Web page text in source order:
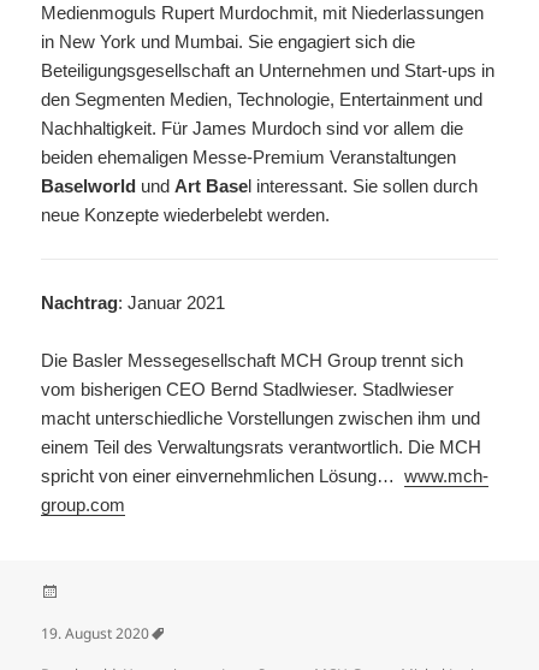
Medienmoguls Rupert Murdochmit, mit Niederlassungen
in New York und Mumbai. Sie engagiert sich die
Beteiligungsgesellschaft an Unternehmen und Start-ups in
den Segmenten Medien, Technologie, Entertainment und
Nachhaltigkeit. Für James Murdoch sind vor allem die
beiden ehemaligen Messe-Premium Veranstaltungen
Baselworld undArt Basel interessant. Sie sollen durch
neue Konzepte wiederbelebt werden.
Nachtrag: Januar 2021
Die Basler Messegesellschaft MCH Group trennt sich
vom bisherigen CEO Bernd Stadlwieser. Stadlwieser
macht unterschiedliche Vorstellungen zwischen ihm und
einem Teil des Verwaltungsrats verantwortlich. Die MCH
spricht von einer einvernehmlichen Lösung…www.mch-
group.com
19. August 2020